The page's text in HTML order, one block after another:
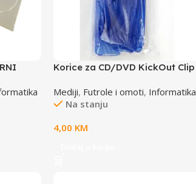
Korice za CD/DVD KickOut Clip
Mediji, Futrole i omoti, Informatika
Na stanju
4,00 KM